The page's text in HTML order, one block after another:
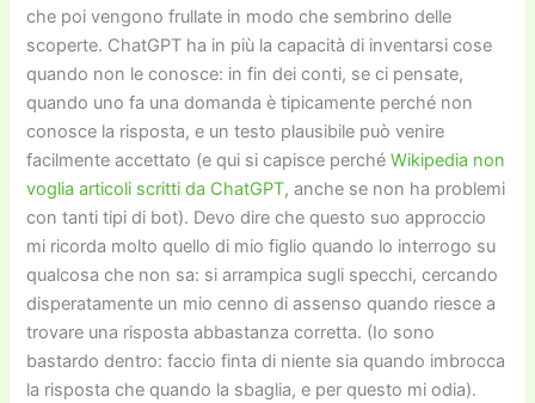
che poi vengono frullate in modo che sembrino delle
scoperte. ChatGPT ha in più la capacità di inventarsi cose
quando non le conosce: in fin dei conti, se ci pensate,
quando uno fa una domanda è tipicamente perché non
conosce la risposta, e un testo plausibile può venire
facilmente accettato (e qui si capisce perchéWikipedia non
voglia articoli scritti da ChatGPT, anche se non ha problemi
con tanti tipi di bot). Devo dire che questo suo approccio
mi ricorda molto quello di mio figlio quando lo interrogo su
qualcosa che non sa: si arrampica sugli specchi, cercando
disperatamente un mio cenno di assenso quando riesce a
trovare una risposta abbastanza corretta. (Io sono
bastardo dentro: faccio finta di niente sia quando imbrocca
la risposta che quando la sbaglia, e per questo mi odia).